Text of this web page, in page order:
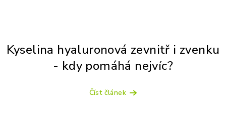
Kyselina hyaluronová zevnitř i zvenku
- kdy pomáhá nejvíc?
Číst článek